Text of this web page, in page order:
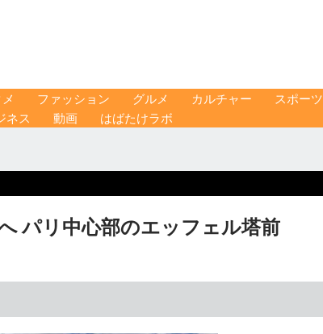
ファッション グルメ カルチャー
スポーツ
ネス 動画 はばたけラボ
パリ中心部のエッフェル塔前